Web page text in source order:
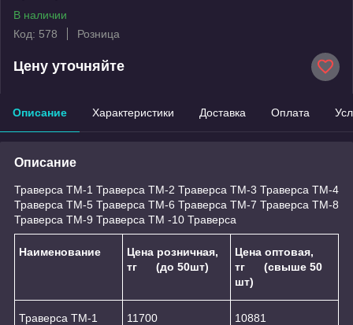
В наличии
Код: 578
Розница
Цену уточняйте
Описание Характеристики Доставка Оплата
Описание
Траверса ТМ-1 Траверса ТМ-2 Траверса ТМ-3 Траверса ТМ-4
Траверса ТМ-5 Траверса ТМ-6 Траверса ТМ-7 Траверса ТМ-8
Траверса ТМ-9 Траверса ТМ -10 Траверса
Наименование
Цена розничная,
тг (до 50шт)
Цена оптовая,
тг (свыше 50
шт)
Траверса ТМ-1 11700 10881